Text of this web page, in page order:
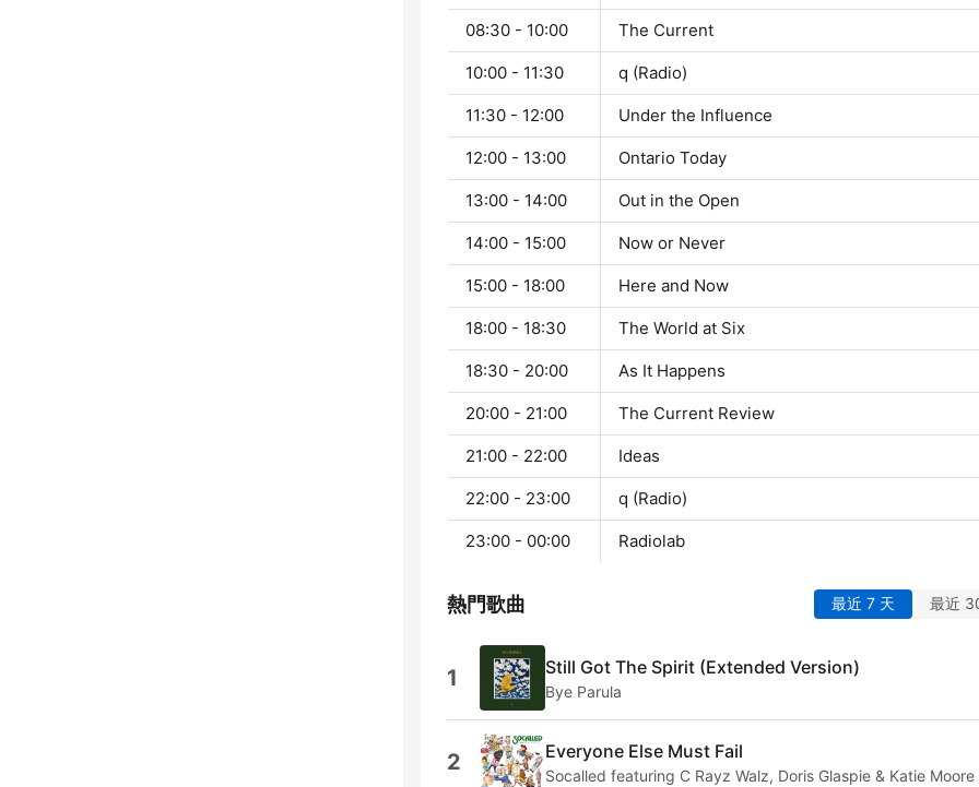
08:30 - 10:00 The Current
10:00 - 11:30 q (Radio)
11:30 - 12:00 Under the Influence
12:00 - 13:00 Ontario Today
13:00 - 14:00 Out in the Open
14:00 - 15:00 Now or Never
15:00 - 18:00 Here and Now
18:00 - 18:30 The World at Six
18:30 - 20:00 As It Happens
20:00 - 21:00 The Current Review
21:00 - 22:00 Ideas
22:00 - 23:00 q (Radio)
23:00 - 00:00 Radiolab
熱門歌曲 最近 7 天 最近
1 Still Got The Spirit (Extended Version)
Bye Parula
2 Everyone Else Must Fail
Socalled featuring C Rayz Walz, Doris Glaspie & Katie Moore